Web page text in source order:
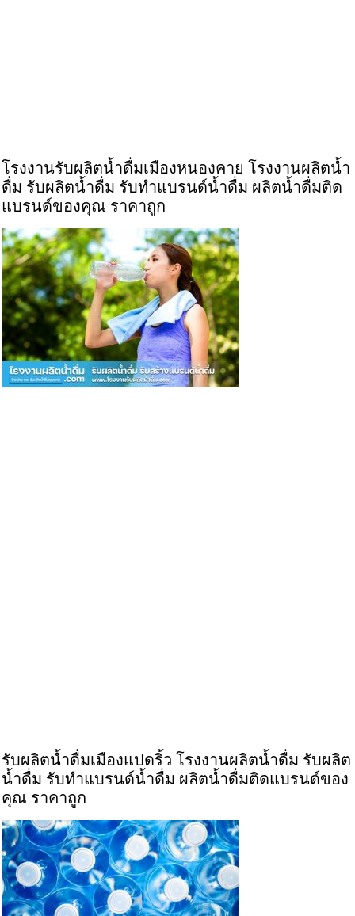
โรงงานรับผลิตน้ำดื่มเมืองหนองคาย โรงงานผลิตน้ำ
ดื่ม รับผลิตน้ำดื่ม รับทำแบรนด์น้ำดื่ม ผลิตน้ำดื่มติด
แบรนด์ของคุณ ราคาถูก
รับผลิตน้ำดื่มเมืองแปดริ้ว โรงงานผลิตน้ำดื่ม รับผลิต
น้ำดื่ม รับทำแบรนด์น้ำดื่ม ผลิตน้ำดื่มติดแบรนด์ของ
คุณ ราคาถูก